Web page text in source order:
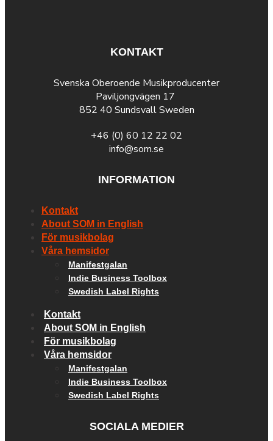
KONTAKT
Svenska Oberoende Musikproducenter
Paviljongvägen 17
852 40 Sundsvall Sweden
+46 (0) 60 12 22 02
info@som.se
INFORMATION
Kontakt
About SOM in English
För musikbolag
Våra hemsidor
Manifestgalan
Indie Business Toolbox
Swedish Label Rights
Kontakt
About SOM in English
För musikbolag
Våra hemsidor
Manifestgalan
Indie Business Toolbox
Swedish Label Rights
SOCIALA MEDIER